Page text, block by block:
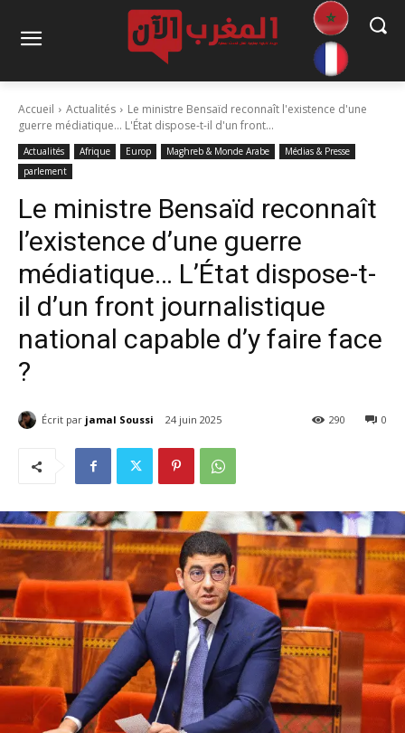
Accueil Actualités
Le ministre Bensaïd reconnaît l'existence d'une
guerre médiatique... L'État dispose-t-il d'un front...
Actualités Afrique Europ Maghreb & Monde Arabe
Médias & Presse
parlement
Le ministre Bensaïd reconnaît
l’existence d’une guerre
médiatique… L’État dispose-t-
il d’un front journalistique
national capable d’y faire face
?
Écrit par jamal Soussi 24 juin 2025 0
290